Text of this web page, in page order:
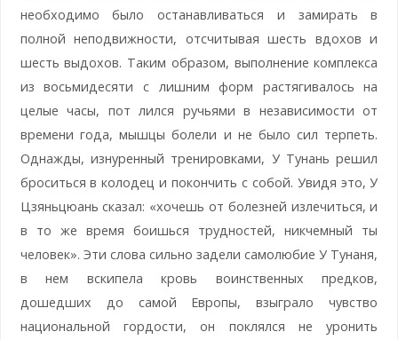
необходимо было останавливаться и замирать в
полной неподвижности, отсчитывая шесть вдохов и
шесть выдохов. Таким образом, выполнение комплекса
из восьмидесяти с лишним форм растягивалось на
целые часы, пот лился ручьями в независимости от
времени года, мышцы болели и не было сил терпеть.
Однажды, изнуренный тренировками, У Тунань решил
броситься в колодец и покончить с собой. Увидя это, У
Цзяньцюань сказал: «хочешь от болезней излечиться, и
в то же время боишься трудностей, никчемный ты
человек». Эти слова сильно задели самолюбие У Тунаня,
в нем вскипела кровь воинственных предков,
дошедших до самой Европы, взыграло чувство
национальной гордости, он поклялся не уронить